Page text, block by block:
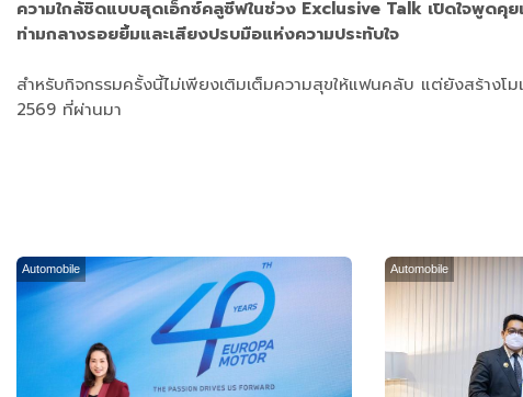
ความใกล้ชิดแบบสุดเอ็กซ์คลูซีฟในช่วง Exclusive Talk เปิดใจพูด
ท่ามกลางรอยยิ้มและเสียงปรบมือแห่งความประทับใจ
สำหรับกิจกรรมครั้งนี้ไม่เพียงเติมเต็มความสุขให้แฟนคลับ แต่ยังสร้าง
2569 ที่ผ่านมา
Automobile Automobile